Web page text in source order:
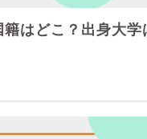
はどこ？出身大学